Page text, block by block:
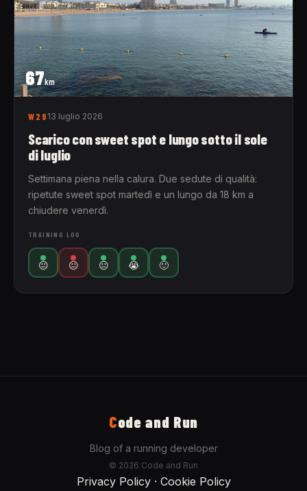
67km
W29 13 luglio 2026
Scarico con sweet spot e lungo sotto il sole
di luglio
Settimana piena nella calura. Due sedute di qualità:
ripetute sweet spot martedì e un lungo da 18 km a
chiudere venerdì.
TRAINING LOG
😐 😐 😐 😭 🙂
Code and Run
Blog of a running developer
© 2026 Code and Run
Privacy Policy· Cookie Policy